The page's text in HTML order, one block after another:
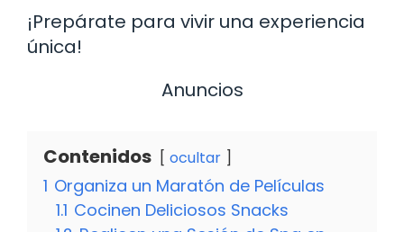
¡Prepárate para vivir una experiencia
única!
Anuncios
Contenidos ocultar
1 Organiza un Maratón de Películas
1.1 Cocinen Deliciosos Snacks